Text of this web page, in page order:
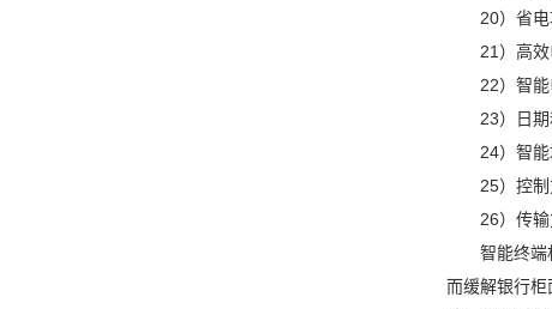
20）省
21）高
22）智
23）日
24）智
25）控
26）传
智能终端
而缓解银行